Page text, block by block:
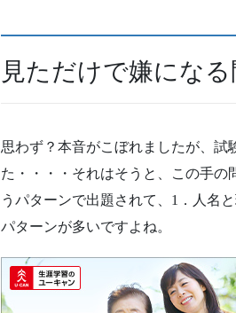
見ただけで嫌にな
思わず？本音がこぼれましたが、試
た・・・・それはそうと、この手
うパターンで出題されて、1．人名
パターンが多いですよね。